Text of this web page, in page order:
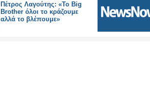
Πέτρος Λαγούτης: «Το Big
Brother όλοι το κράζουμε
αλλά το βλέπουμε»